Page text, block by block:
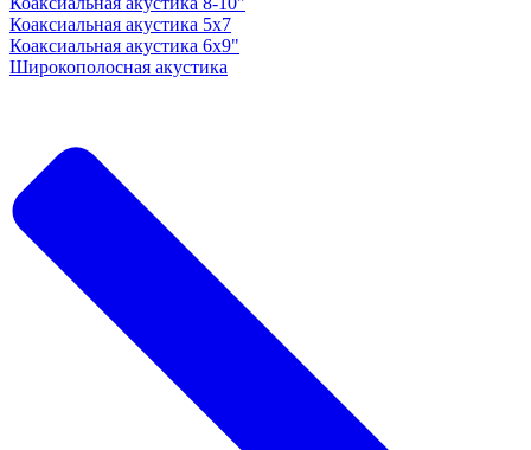
Коаксиальная акустика 5x7
Коаксиальная акустика 6х9"
Широкополосная акустика